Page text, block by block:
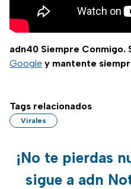
adn40 Siempre Conmigo.
Google y mantente
Tags relacionados
Virales
¡No te pierdas
sigue a adn